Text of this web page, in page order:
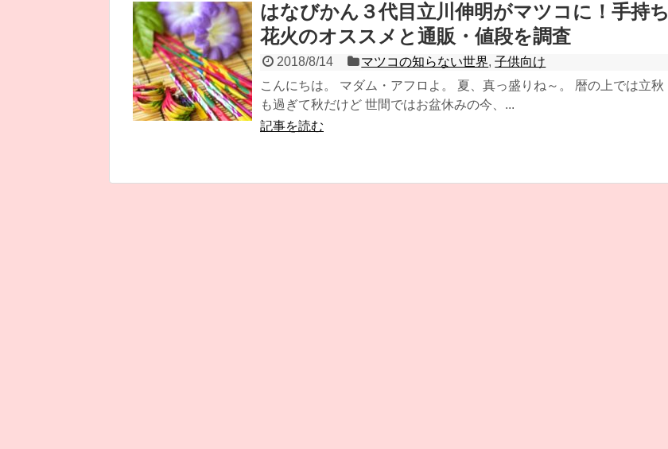
はなびかん３代目立川伸明がマツコに！手持ち
花火のオススメと通販・値段を調査
2018/8/14 マツコの知らない世界,子供向け
こんにちは。 マダム・アフロよ。 夏、真っ盛りね～。 暦の上では立秋
も過ぎて秋だけど 世間ではお盆休みの今、...
記事を読む